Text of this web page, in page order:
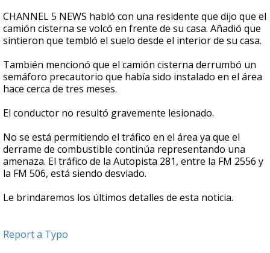
CHANNEL 5 NEWS habló con una residente que dijo que el
camión cisterna se volcó en frente de su casa. Añadió que
sintieron que tembló el suelo desde el interior de su casa.
También mencionó que el camión cisterna derrumbó un
semáforo precautorio que había sido instalado en el área
hace cerca de tres meses.
El conductor no resultó gravemente lesionado.
No se está permitiendo el tráfico en el área ya que el
derrame de combustible continúa representando una
amenaza. El tráfico de la Autopista 281, entre la FM 2556 y
la FM 506, está siendo desviado.
Le brindaremos los últimos detalles de esta noticia.
Report a Typo